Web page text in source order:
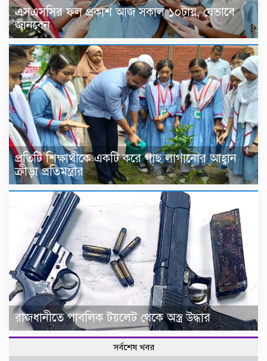
এসএসসির ফল প্রকাশ আজ সকাল ১০টায়, যেভাবে
জানবেন
প্রতিটি শিক্ষার্থীকে একটি করে গাছ লাগানোর আহ্বান
ক্রীড়া প্রতিমন্ত্রীর
রাজধানীতে পাবলিক টয়লেট থেকে অস্ত্র উদ্ধার
সর্বশেষ খবর